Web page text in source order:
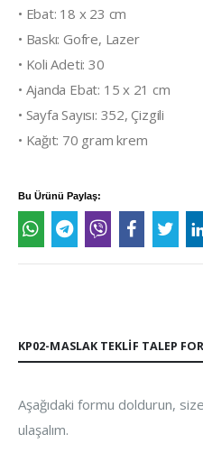
• Ebat: 18 x 23 cm
• Baskı: Gofre, Lazer
• Koli Adeti: 30
• Ajanda Ebat: 15 x 21 cm
• Sayfa Sayısı: 352, Çizgili
• Kağıt: 70 gram krem
Bu Ürünü Paylaş:
KP02-MASLAK TEKLIF TALEP
Aşağıdaki formu doldurun,
ulaşalım.